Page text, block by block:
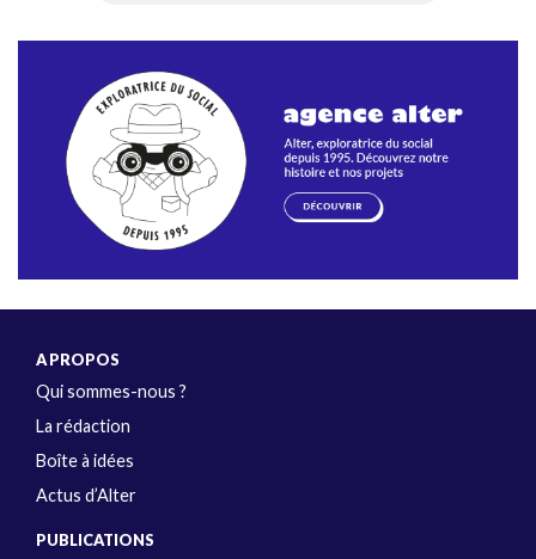
A PROPOS
Qui sommes-nous ?
La rédaction
Boîte à idées
Actus d’Alter
PUBLICATIONS